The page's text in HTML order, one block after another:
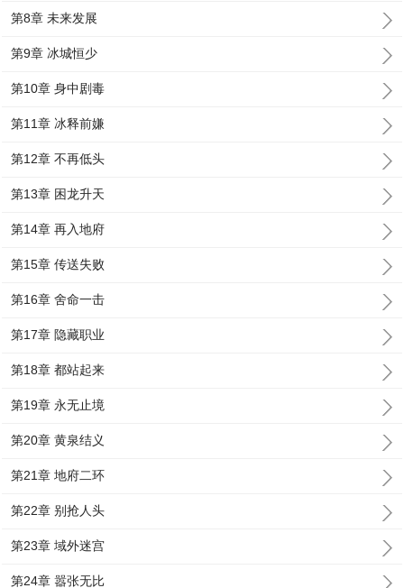
第8章 未来发展
第9章 冰城恒少
第10章 身中剧毒
第11章 冰释前嫌
第12章 不再低头
第13章 困龙升天
第14章 再入地府
第15章 传送失败
第16章 舍命一击
第17章 隐藏职业
第18章 都站起来
第19章 永无止境
第20章 黄泉结义
第21章 地府二环
第22章 别抢人头
第23章 域外迷宫
第24章 嚣张无比